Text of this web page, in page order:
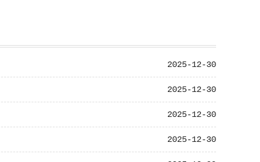
2025-12-30
2025-12-30
2025-12-30
2025-12-30